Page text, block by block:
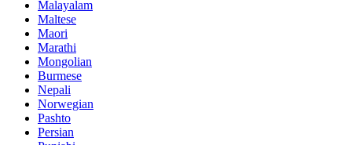
Malayalam
Maltese
Maori
Marathi
Mongolian
Burmese
Nepali
Norwegian
Pashto
Persian